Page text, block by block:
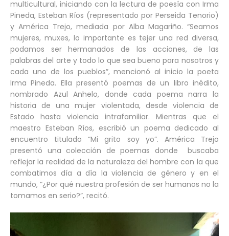
multicultural, iniciando con la lectura de poesía con Irma
Pineda, Esteban Ríos (representado por Perseida Tenorio)
y América Trejo, mediada por Alba Magariño. “Seamos
mujeres, muxes, lo importante es tejer una red diversa,
podamos ser hermanados de las acciones, de las
palabras del arte y todo lo que sea bueno para nosotros y
cada uno de los pueblos”, mencionó al inicio la poeta
Irma Pineda. Ella presentó poemas de un libro inédito,
nombrado Azul Anhelo, donde cada poema narra la
historia de una mujer violentada, desde violencia de
Estado hasta violencia intrafamiliar. Mientras que el
maestro Esteban Ríos, escribió un poema dedicado al
encuentro titulado “Mi grito soy yo”. América Trejo
presentó una colección de poemas donde buscaba
reflejar la realidad de la naturaleza del hombre con la que
combatimos día a día la violencia de género y en el
mundo, “¿Por qué nuestra profesión de ser humanos no la
tomamos en serio?”, recitó.